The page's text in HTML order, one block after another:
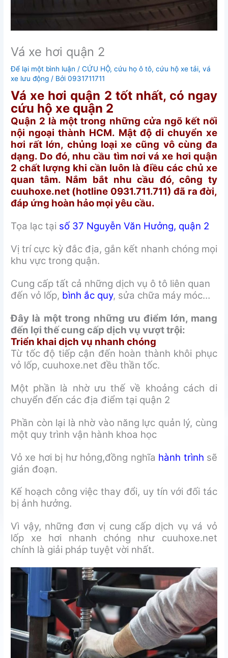
Vá xe hơi quận 2
Để lại một bình luận /CỨU HỘ,cứu họ ô tô,cứu hộ xe tải,vá
xe lưu động / Bởi0931711711
Vá xe hơi quận 2 tốt nhất, có ngay
cứu hộ xe quận 2
Quận 2 là một trong những cửa ngõ kết nối
nội ngoại thành HCM. Mật độ di chuyển xe
hơi rất lớn, chủng loại xe cũng vô cùng đa
dạng. Do đó, nhu cầu tìm nơi vá xe hơi quận
2 chất lượng khi cần luôn là điều các chủ xe
quan tâm. Nắm bắt nhu cầu đó, công ty
cuuhoxe.net (hotline 0931.711.711) đã ra đời,
đáp ứng hoàn hảo mọi yêu cầu.
Tọa lạc tại số 37 Nguyễn Văn Hưởng, quận 2
Vị trí cực kỳ đắc địa, gắn kết nhanh chóng mọi
khu vực trong quận.
Cung cấp tất cả những dịch vụ ô tô liên quan
đến vỏ lốp, bình ắc quy, sửa chữa máy móc…
Đây là một trong những ưu điểm lớn, mang
đến lợi thế cung cấp dịch vụ vượt trội:
Triển khai dịch vụ nhanh chóng
Từ tốc độ tiếp cận đến hoàn thành khôi phục
vỏ lốp, cuuhoxe.net đều thần tốc.
Một phần là nhờ ưu thế về khoảng cách di
chuyển đến các địa điểm tại quận 2
Phần còn lại là nhờ vào năng lực quản lý, cùng
một quy trình vận hành khoa học
Vỏ xe hơi bị hư hỏng,đồng nghĩa hành trình sẽ
gián đoạn.
Kế hoạch công việc thay đổi, uy tín với đối tác
bị ảnh hưởng.
Vì vậy, những đơn vị cung cấp dịch vụ vá vỏ
lốp xe hơi nhanh chóng như cuuhoxe.net
chính là giải pháp tuyệt vời nhất.